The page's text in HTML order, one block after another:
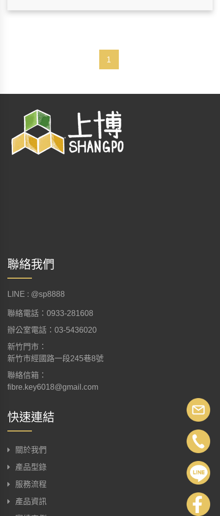
1
聯絡我們
LINE : @sp8888
聯絡電話：0933-281608
辦公室電話：03-5436020
新竹門市：
新竹市經國路一段245巷8號
聯絡信箱：
fibre.key6018@gmail.com
快速連結
關於我們
產品型錄
服務流程
產品資訊